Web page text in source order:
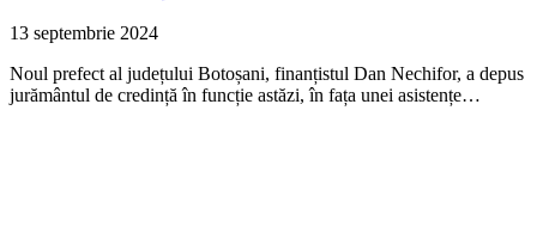
13 septembrie 2024
Noul prefect al județului Botoșani, finanțistul Dan Nechifor, a depus
jurământul de credință în funcție astăzi, în fața unei asistențe…